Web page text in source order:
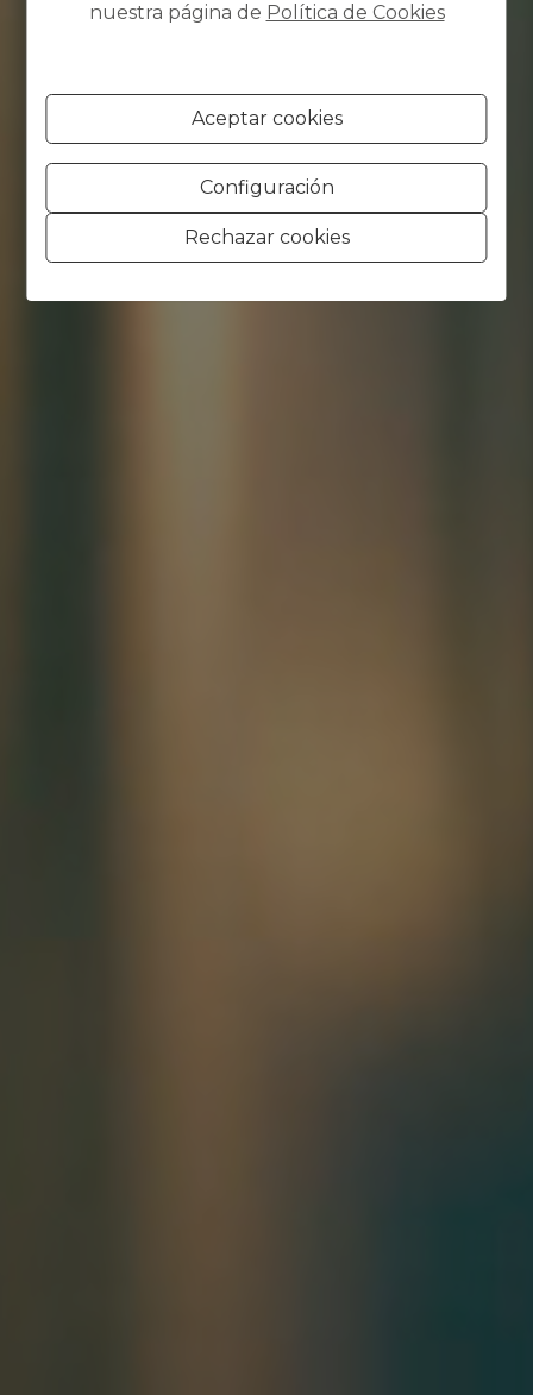
nuestra página de Política de Cookies
Aceptar cookies
Configuración
Rechazar cookies